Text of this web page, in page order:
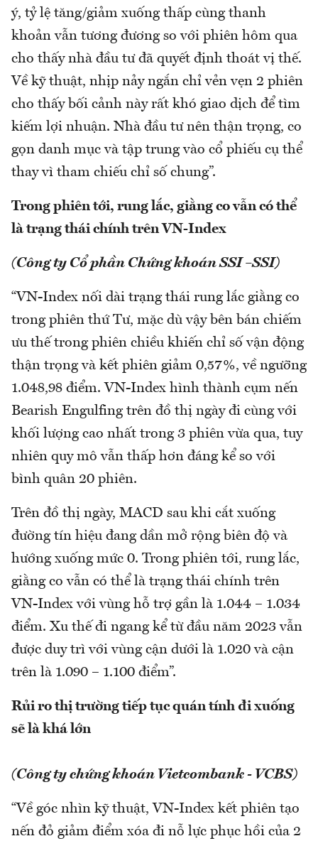
ý, tỷ lệ tăng/giảm xuống thấp cùng thanh
khoản vẫn tương đương so với phiên hôm qua
cho thấy nhà đầu tư đã quyết định thoát vị thế.
Về kỹ thuật, nhịp nảy ngắn chỉ vẻn vẹn 2 phiên
cho thấy bối cảnh này rất khó giao dịch để tìm
kiếm lợi nhuận. Nhà đầu tư nên thận trọng, co
gọn danh mục và tập trung vào cổ phiếu cụ thể
thay vì tham chiếu chỉ số chung”.
Trong phiên tới, rung lắc, giằng co vẫn có thể
là trạng thái chính trên VN-Index
(Công ty Cổ phần Chứng khoán SSI –SSI)
“VN-Index nối dài trạng thái rung lắc giằng co
trong phiên thứ Tư, mặc dù vậy bên bán chiếm
ưu thế trong phiên chiều khiến chỉ số vận động
thận trọng và kết phiên giảm 0,57%, về ngưỡng
1.048,98 điểm. VN-Index hình thành cụm nến
Bearish Engulfing trên đồ thị ngày đi cùng với
khối lượng cao nhất trong 3 phiên vừa qua, tuy
nhiên quy mô vẫn thấp hơn đáng kể so với
bình quân 20 phiên.
Trên đồ thị ngày, MACD sau khi cắt xuống
đường tín hiệu đang dần mở rộng biên độ và
hướng xuống mức 0. Trong phiên tới, rung lắc,
giằng co vẫn có thể là trạng thái chính trên
VN-Index với vùng hỗ trợ gần là 1.044 – 1.034
điểm. Xu thế đi ngang kể từ đầu năm 2023 vẫn
được duy trì với vùng cận dưới là 1.020 và cận
trên là 1.090 – 1.100 điểm”.
Rủi ro thị trường tiếp tục quán tính đi xuống
sẽ là khá lớn
(Công ty chứng khoán Vietcombank - VCBS)
“Về góc nhìn kỹ thuật, VN-Index kết phiên tạo
nến đỏ giảm điểm xóa đi nỗ lực phục hồi của 2